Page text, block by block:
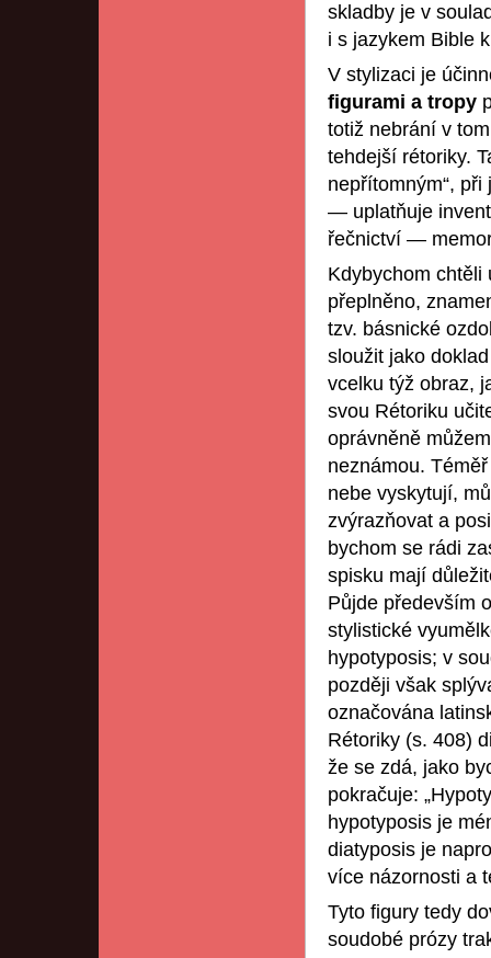
skladby je v
i s jazykem Bible
V stylizaci je
figurami a tropy
totiž nebrání v
tehdejší rétoriky.
nepřítomným“,
— uplatňuje
řečnictví —
Kdybychom chtěli
přeplněno,
tzv. básnické
sloužit jako
vcelku týž obraz,
svou Rétoriku
oprávněně
neznámou.
nebe vyskytují,
zvýrazňovat a
bychom se rádi
spisku mají
Půjde především
stylistické
hypotyposis; v
později však
označována
Rétoriky (s. 408)
že se zdá, jako
pokračuje:
hypotyposis je
diatyposis je
více názornosti a
Tyto figury tedy
soudobé prózy